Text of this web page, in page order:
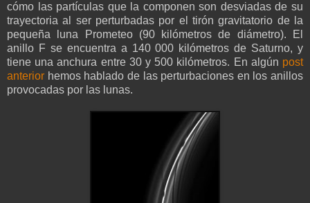
cómo las partículas que la componen son desviadas de su
trayectoria al ser perturbadas por el tirón gravitatorio de la
pequeña luna Prometeo (90 kilómetros de diámetro). El
anillo F se encuentra a 140 000 kilómetros de Saturno, y
tiene una anchura entre 30 y 500 kilómetros. En algún post
anterior hemos hablado de las perturbaciones en los anillos
provocadas por las lunas.